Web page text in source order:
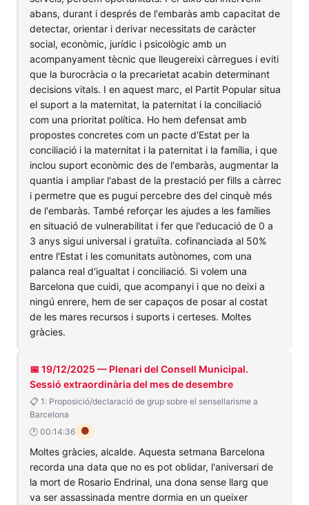
abans, durant i després de l'embaràs amb capacitat de
detectar, orientar i derivar necessitats de caràcter
social, econòmic, jurídic i psicològic amb un
acompanyament tècnic que lleugereixi càrregues i eviti
que la burocràcia o la precarietat acabin determinant
decisions vitals. I en aquest marc, el Partit Popular situa
el suport a la maternitat, la paternitat i la conciliació
com una prioritat política. Ho hem defensat amb
propostes concretes com un pacte d'Estat per la
conciliació i la maternitat i la paternitat i la família, i que
inclou suport econòmic des de l'embaràs, augmentar la
quantia i ampliar l'abast de la prestació per fills a càrrec
i permetre que es pugui percebre des del cinquè més
de l'embaràs. També reforçar les ajudes a les famílies
en situació de vulnerabilitat i fer que l'educació de 0 a
3 anys sigui universal i gratuïta. cofinanciada al 50%
entre l'Estat i les comunitats autònomes, com una
palanca real d'igualtat i conciliació. Si volem una
Barcelona que cuidi, que acompanyi i que no deixi a
ningú enrere, hem de ser capaços de posar al costat
de les mares recursos i suports i certeses. Moltes
gràcies.
📅 19/12/2025 — Plenari del Consell Municipal.
Sessió extraordinària del mes de desembre
📋 1: Proposició/declaració de grup sobre el sensellarisme a
Barcelona
🕐 00:14:36 🟠
Moltes gràcies, alcalde. Aquesta setmana Barcelona
recorda una data que no es pot oblidar, l'aniversari de
la mort de Rosario Endrinal, una dona sense llarg que
va ser assassinada mentre dormia en un queixer